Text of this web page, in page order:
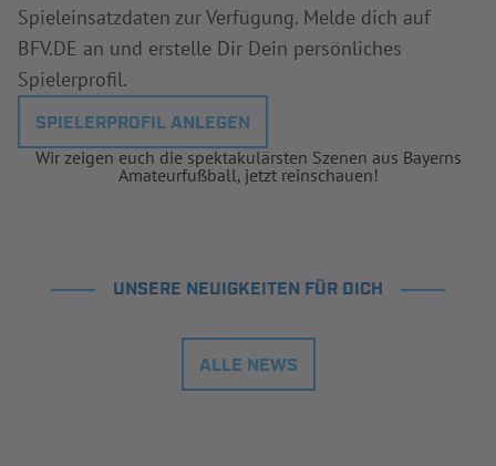
Spieleinsatzdaten zur Verfügung. Melde dich auf
BFV.DE an und erstelle Dir Dein persönliches
Spielerprofil.
SPIELERPROFIL ANLEGEN
Wir zeigen euch die spektakulärsten Szenen aus Bayerns
Amateurfußball, jetzt reinschauen!
UNSERE NEUIGKEITEN FÜR DICH
ALLE NEWS